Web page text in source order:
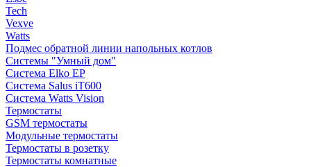
Tech
Vexve
Watts
Подмес обратной линии напольных котлов
Системы "Умный дом"
Система Elko EP
Система Salus iT600
Система Watts Vision
Термостаты
GSM термостаты
Модульные термостаты
Термостаты в розетку
Термостаты комнатные